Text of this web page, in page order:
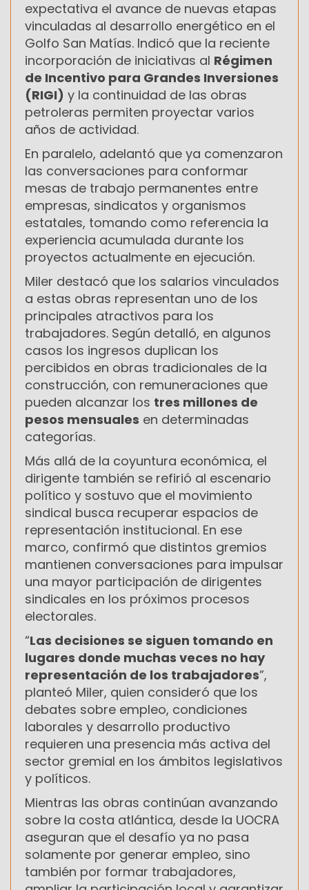
expectativa el avance de nuevas etapas
vinculadas al desarrollo energético en el
Golfo San Matías. Indicó que la reciente
incorporación de iniciativas al Régimen
de Incentivo para Grandes Inversiones
(RIGI) y la continuidad de las obras
petroleras permiten proyectar varios
años de actividad.
En paralelo, adelantó que ya comenzaron
las conversaciones para conformar
mesas de trabajo permanentes entre
empresas, sindicatos y organismos
estatales, tomando como referencia la
experiencia acumulada durante los
proyectos actualmente en ejecución.
Miler destacó que los salarios vinculados
a estas obras representan uno de los
principales atractivos para los
trabajadores. Según detalló, en algunos
casos los ingresos duplican los
percibidos en obras tradicionales de la
construcción, con remuneraciones que
pueden alcanzar los tres millones de
pesos mensuales en determinadas
categorías.
Más allá de la coyuntura económica, el
dirigente también se refirió al escenario
político y sostuvo que el movimiento
sindical busca recuperar espacios de
representación institucional. En ese
marco, confirmó que distintos gremios
mantienen conversaciones para impulsar
una mayor participación de dirigentes
sindicales en los próximos procesos
electorales.
“Las decisiones se siguen tomando en
lugares donde muchas veces no hay
representación de los trabajadores”,
planteó Miler, quien consideró que los
debates sobre empleo, condiciones
laborales y desarrollo productivo
requieren una presencia más activa del
sector gremial en los ámbitos legislativos
y políticos.
Mientras las obras continúan avanzando
sobre la costa atlántica, desde la UOCRA
aseguran que el desafío ya no pasa
solamente por generar empleo, sino
también por formar trabajadores,